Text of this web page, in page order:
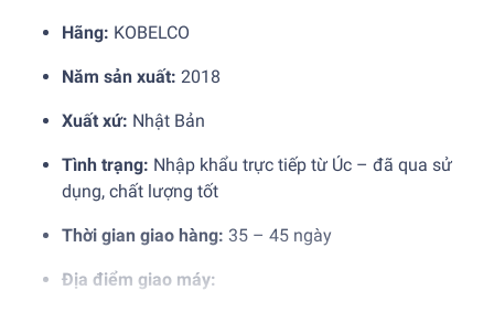
Hãng: KOBELCO
Năm sản xuất: 2018
Xuất xứ: Nhật Bản
Tình trạng: Nhập khẩu trực tiếp từ Úc – đã qua sử
dụng, chất lượng tốt
Thời gian giao hàng: 35 – 45 ngày
Địa điểm giao máy: